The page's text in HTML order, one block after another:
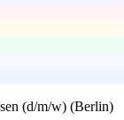
(d/m/w) (Berlin)